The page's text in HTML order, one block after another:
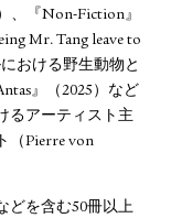
、『Non-Fiction』
Mr. Tang leave to
おける野生動物と
』（2025）など
るアーティスト主
（Pierre von
どを含む50冊以上